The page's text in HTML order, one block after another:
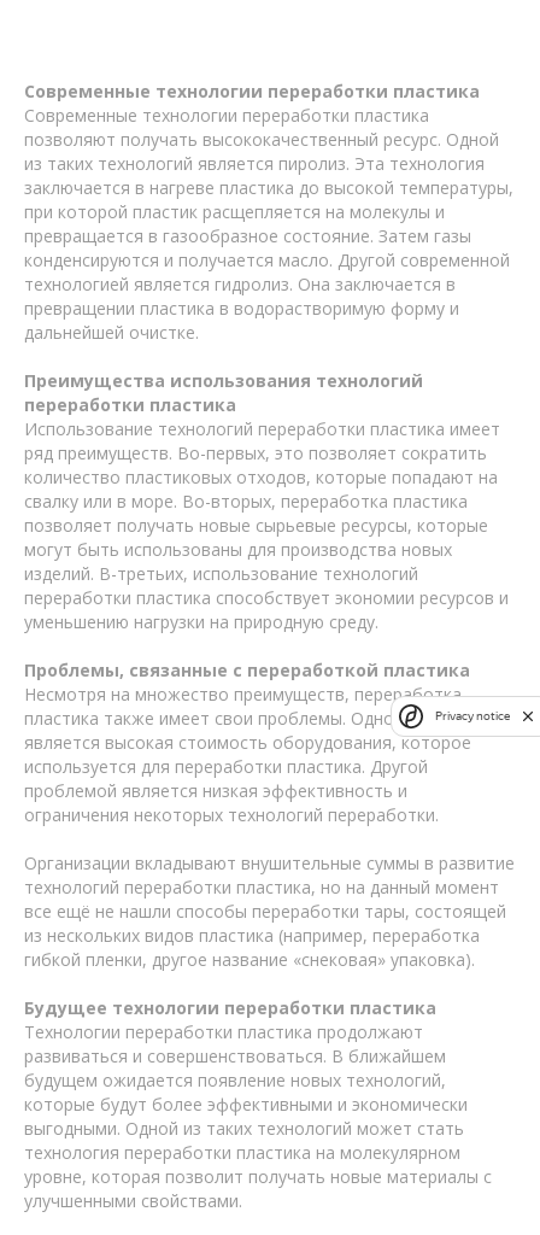
Современные технологии переработки пластика
Современные технологии переработки пластика
позволяют получать высококачественный ресурс. Одной
из таких технологий является пиролиз. Эта технология
заключается в нагреве пластика до высокой температуры,
при которой пластик расщепляется на молекулы и
превращается в газообразное состояние. Затем газы
конденсируются и получается масло. Другой современной
технологией является гидролиз. Она заключается в
превращении пластика в водорастворимую форму и
дальнейшей очистке.
Преимущества использования технологий
переработки пластика
Использование технологий переработки пластика имеет
ряд преимуществ. Во-первых, это позволяет сократить
количество пластиковых отходов, которые попадают на
свалку или в море. Во-вторых, переработка пластика
позволяет получать новые сырьевые ресурсы, которые
могут быть использованы для производства новых
изделий. В-третьих, использование технологий
переработки пластика способствует экономии ресурсов и
уменьшению нагрузки на природную среду.
Проблемы, связанные с переработкой пластика
Несмотря на множество преимуществ, переработка
пластика также имеет свои проблемы. Одной из них
является высокая стоимость оборудования, которое
используется для переработки пластика. Другой
проблемой является низкая эффективность и
ограничения некоторых технологий переработки.
Организации вкладывают внушительные суммы в развитие
технологий переработки пластика, но на данный момент
все ещё не нашли способы переработки тары, состоящей
из нескольких видов пластика (например, переработка
гибкой пленки, другое название «снековая» упаковка).
Будущее технологии переработки пластика
Технологии переработки пластика продолжают
развиваться и совершенствоваться. В ближайшем
будущем ожидается появление новых технологий,
которые будут более эффективными и экономически
выгодными. Одной из таких технологий может стать
технология переработки пластика на молекулярном
уровне, которая позволит получать новые материалы с
улучшенными свойствами.
Privacy notice